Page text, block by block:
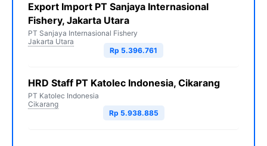
Export Import PT Sanjaya Internasional
Fishery, Jakarta Utara
PT Sanjaya Internasional Fishery
Jakarta Utara
Rp 5.396.761
HRD Staff PT Katolec Indonesia, Cikarang
PT Katolec Indonesia
Cikarang
Rp 5.938.885